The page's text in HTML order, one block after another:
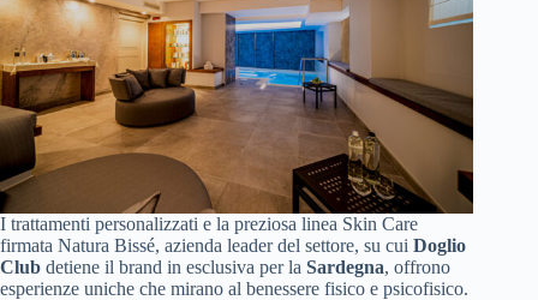
I trattamenti personalizzati e la preziosa linea Skin Care
firmata Natura Bissé, azienda leader del settore, su cui Doglio
Club detiene il brand in esclusiva per la Sardegna, offrono
esperienze uniche che mirano al benessere fisico e psicofisico.